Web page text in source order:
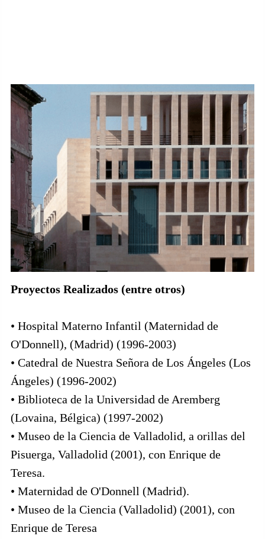
Proyectos Realizados (entre otros)
• Hospital Materno Infantil (Maternidad de
O'Donnell), (Madrid) (1996-2003)
• Catedral de Nuestra Señora de Los Ángeles (Los
Ángeles) (1996-2002)
• Biblioteca de la Universidad de Aremberg
(Lovaina, Bélgica) (1997-2002)
• Museo de la Ciencia de Valladolid, a orillas del
Pisuerga, Valladolid (2001), con Enrique de
Teresa.
• Maternidad de O'Donnell (Madrid).
• Museo de la Ciencia (Valladolid) (2001), con
Enrique de Teresa